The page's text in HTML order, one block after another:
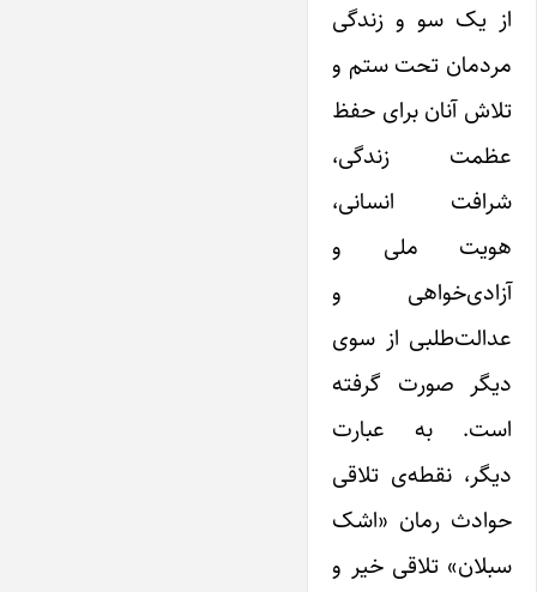
از یک سو و زندگی
مردمان تحت ستم و
تلاش آنان برای حفظ
عظمت زندگی،
شرافت انسانی،
هویت ملی و
آزادی‌خواهی و
عدالت‌طلبی از سوی
دیگر صورت گرفته
است. به عبارت
دیگر، نقطه‌ی تلاقی
حوادث رمان «اشک
سبلان» تلاقی خیر و